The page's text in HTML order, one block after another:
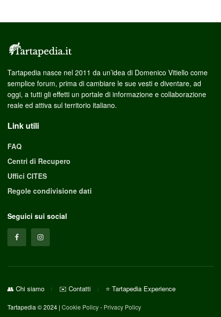
Tartapedia nasce nel 2011 da un’idea di Domenico Vitiello come
semplice forum, prima di cambiare le sue vesti e diventare, ad
oggi, a tutti gli effetti un portale di informazione e collaborazione
reale ed attiva sul territorio italiano.
Link utili
FAQ
Centri di Recupero
Uffici CITES
Regole condivisione dati
Seguici sui social
👥 Chi siamo ✉️ Contatti ⭐ Tartapedia Experience
Tartapedia © 2024 | Cookie Policy- Privacy Policy